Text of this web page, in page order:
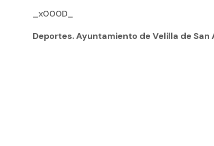
_x000D_
Deportes. Ayuntamiento de Velilla de San